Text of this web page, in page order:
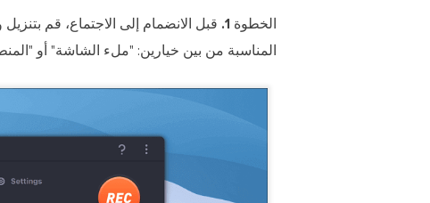
الخطوة 1.
المناسبة من بين خيارين: "ملء الشاشة" أو